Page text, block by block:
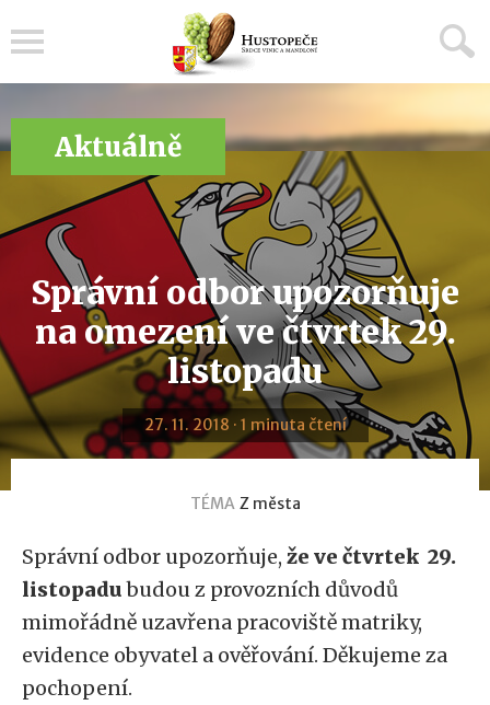
Aktuálně
Správní odbor upozorňuje
na omezení ve čtvrtek 29.
listopadu
27. 11. 2018 · 1 minuta čtení
TÉMA Z města
Správní odbor upozorňuje, že ve čtvrtek 29.
listopadubudou z provozních důvodů
mimořádně uzavřena pracoviště matriky,
evidence obyvatel a ověřování. Děkujeme za
pochopení.